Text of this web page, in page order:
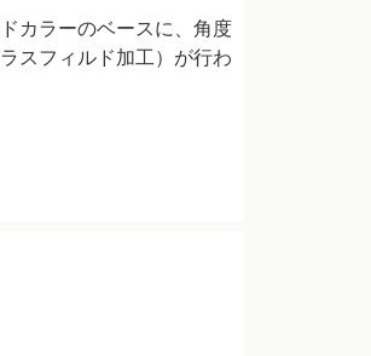
カラーのベースに、角度
スフィルド加工）が行わ